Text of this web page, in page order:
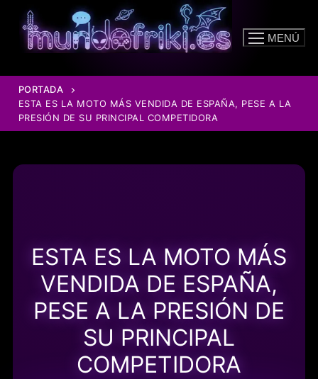
contenido
MENÚ
PORTADA
ESTA ES LA MOTO MÁS VENDIDA DE ESPAÑA, PESE A LA
PRESIÓN DE SU PRINCIPAL COMPETIDORA
ESTA ES LA MOTO MÁS
VENDIDA DE ESPAÑA,
PESE A LA PRESIÓN DE
SU PRINCIPAL
COMPETIDORA